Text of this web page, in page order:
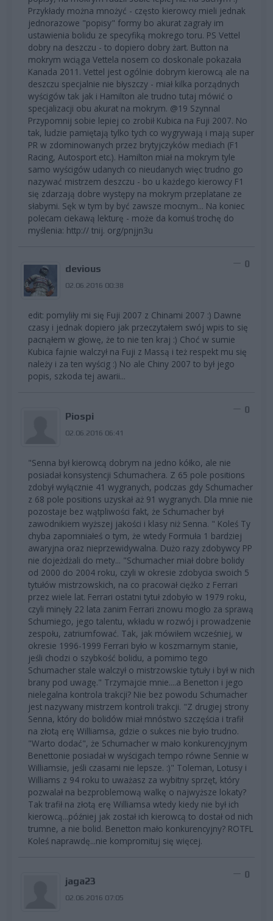
Przykłady można mnożyć - często kierowcy mieli jednak
jednorazowe "popisy" formy bo akurat zagrały im
ustawienia bolidu ze specyfiką mokrego toru. PS Vettel
dobry na deszczu - to dopiero dobry żart. Button na
mokrym wciąga Vettela nosem co doskonale pokazała
Kanada 2011. Vettel jest ogólnie dobrym kierowcą ale na
deszczu specjalnie nie błyszczy - miał kilka porządnych
wyścigów tak jak i Hamilton ale trudno tutaj mówić o
specjalizacji obu akurat na mokrym. @19 Szynnal
Przypomnij sobie lepiej co zrobił Kubica na Fuji 2007. No
tak, ludzie pamiętają tylko tych co wygrywają i mają super
PR w zdominowanych przez brytyjczyków mediach (F1
Racing, Autosport etc.). Hamilton miał na mokrym tyle
samo wyścigów udanych co nieudanych więc trudno go
nazywać mistrzem deszczu - bo u każdego kierowcy F1
się zdarzają dobre występy na mokrym przeplatane ze
słabymi. Sęk w tym by być zawsze mocnym... Na koniec
polecam ciekawą lekturę - może da komuś trochę do
myślenia: http:// tnij. org/pnjjn3u
devious
02.06.2016 00:38
0
edit: pomyliły mi się Fuji 2007 z Chinami 2007 :) Dawne
czasy i jednak dopiero jak przeczytałem swój wpis to się
pacnąłem w głowę, że to nie ten kraj :) Choć w sumie
Kubica fajnie walczył na Fuji z Massą i też respekt mu się
należy i za ten wyścig :) No ale Chiny 2007 to był jego
popis, szkoda tej awarii...
Piospi
02.06.2016 06:41
0
"Senna był kierowcą dobrym na jedno kółko, ale nie
posiadał konsystencji Schumachera. Z 65 pole positions
zdobył wyłącznie 41 wygranych, podczas gdy Schumacher
z 68 pole positions uzyskał aż 91 wygranych. Dla mnie nie
pozostaje bez wątpliwości fakt, że Schumacher był
zawodnikiem wyższej jakości i klasy niż Senna. " Koleś Ty
chyba zapomniałeś o tym, że wtedy Formuła 1 bardziej
awaryjna oraz nieprzewidywalna. Dużo razy zdobywcy PP
nie dojeżdżali do mety... "Schumacher miał dobre bolidy
od 2000 do 2004 roku, czyli w okresie zdobycia swoich 5
tytułów mistrzowskich, na co pracował ciężko z Ferrari
przez wiele lat. Ferrari ostatni tytuł zdobyło w 1979 roku,
czyli minęły 22 lata zanim Ferrari znowu mogło za sprawą
Schumiego, jego talentu, wkładu w rozwój i prowadzenie
zespołu, zatriumfować. Tak, jak mówiłem wcześniej, w
okresie 1996-1999 Ferrari było w koszmarnym stanie,
jeśli chodzi o szybkość bolidu, a pomimo tego
Schumacher stale walczył o mistrzowskie tytuły i był w nich
brany pod uwagę." Trzymajcie mnie....a Benetton i jego
nielegalna kontrola trakcji? Nie bez powodu Schumacher
jest nazywany mistrzem kontroli trakcji. "Z drugiej strony
Senna, który do bolidów miał mnóstwo szczęścia i trafił
na złotą erę Williamsa, gdzie o sukces nie było trudno.
"Warto dodać", że Schumacher w mało konkurencyjnym
Benettonie posiadał w wyścigach tempo równe Sennie w
Williamsie, jeśli czasami nie lepsze. :)" Toleman, Lotusy i
Williams z 94 roku to uważasz za wybitny sprzęt, który
pozwalał na bezproblemową walkę o najwyższe lokaty?
Tak trafił na złotą erę Williamsa wtedy kiedy nie był ich
kierowcą...później jak został ich kierowcą to dostał od nich
trumne, a nie bolid. Benetton mało konkurencyjny? ROTFL
Koleś naprawdę...nie kompromituj się więcej.
jaga23
02.06.2016 07:05
0